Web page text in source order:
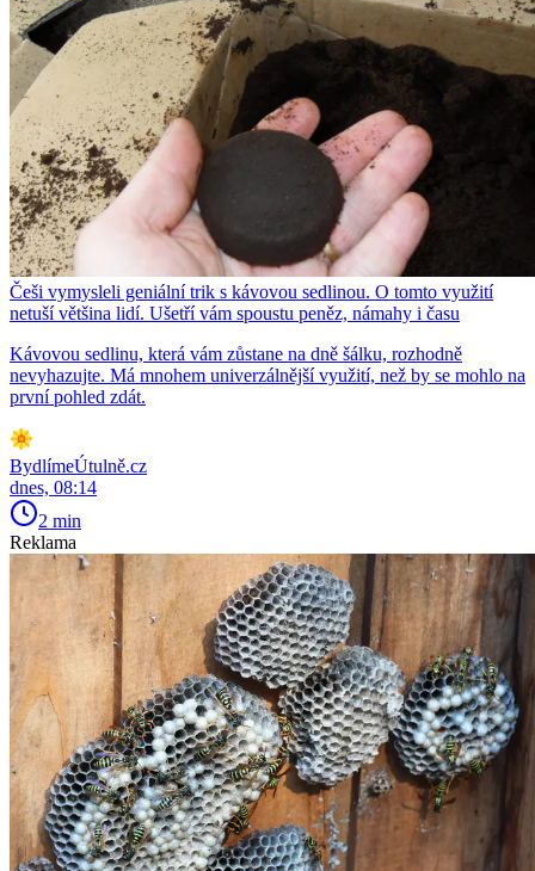
Češi vymysleli geniální trik s kávovou sedlinou. O tomto využití
netuší většina lidí. Ušetří vám spoustu peněz, námahy i času
Kávovou sedlinu, která vám zůstane na dně šálku, rozhodně
nevyhazujte. Má mnohem univerzálnější využití, než by se mohlo na
první pohled zdát.
BydlímeÚtulně.cz
dnes, 08:14
2 min
Reklama